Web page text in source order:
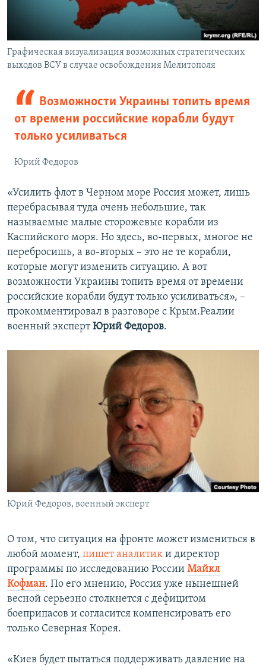
Графическая визуализация возможных стратегических
выходов ВСУ в случае освобождения Мелитополя
Возможности Украины топить время
от времени российские корабли будут
только усиливаться
Юрий Федоров
«Усилить флот в Черном море Россия может, лишь
перебрасывая туда очень небольшие, так
называемые малые сторожевые корабли из
Каспийского моря. Но здесь, во-первых, многое не
перебросишь, а во-вторых – это не те корабли,
которые могут изменить ситуацию. А вот
возможности Украины топить время от времени
российские корабли будут только усиливаться», –
прокомментировал в разговоре с Крым.Реалии
военный экспертЮрий Федоров.
Юрий Федоров, военный эксперт
О том, что ситуация на фронте может измениться в
любой момент, пишет аналитик и директор
программы по исследованию России Майкл
Кофман. По его мнению, Россия уже нынешней
весной серьезно столкнется с дефицитом
боеприпасов и согласится компенсировать его
только Северная Корея.
«Киев будет пытаться поддерживать давление на